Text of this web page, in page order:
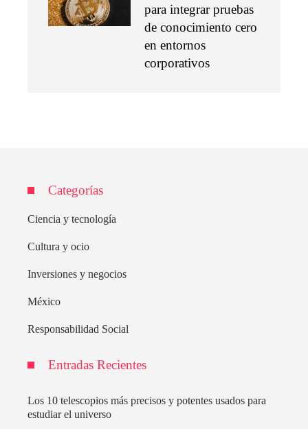
para integrar pruebas
de conocimiento cero
en entornos
corporativos
Categorías
Ciencia y tecnología
Cultura y ocio
Inversiones y negocios
México
Responsabilidad Social
Entradas Recientes
Los 10 telescopios más precisos y potentes usados para
estudiar el universo